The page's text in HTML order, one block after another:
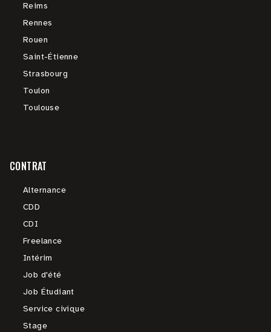
Reims
Rennes
Rouen
Saint-Étienne
Strasbourg
Toulon
Toulouse
CONTRAT
Alternance
CDD
CDI
Freelance
Intérim
Job d'été
Job Étudiant
Service civique
Stage